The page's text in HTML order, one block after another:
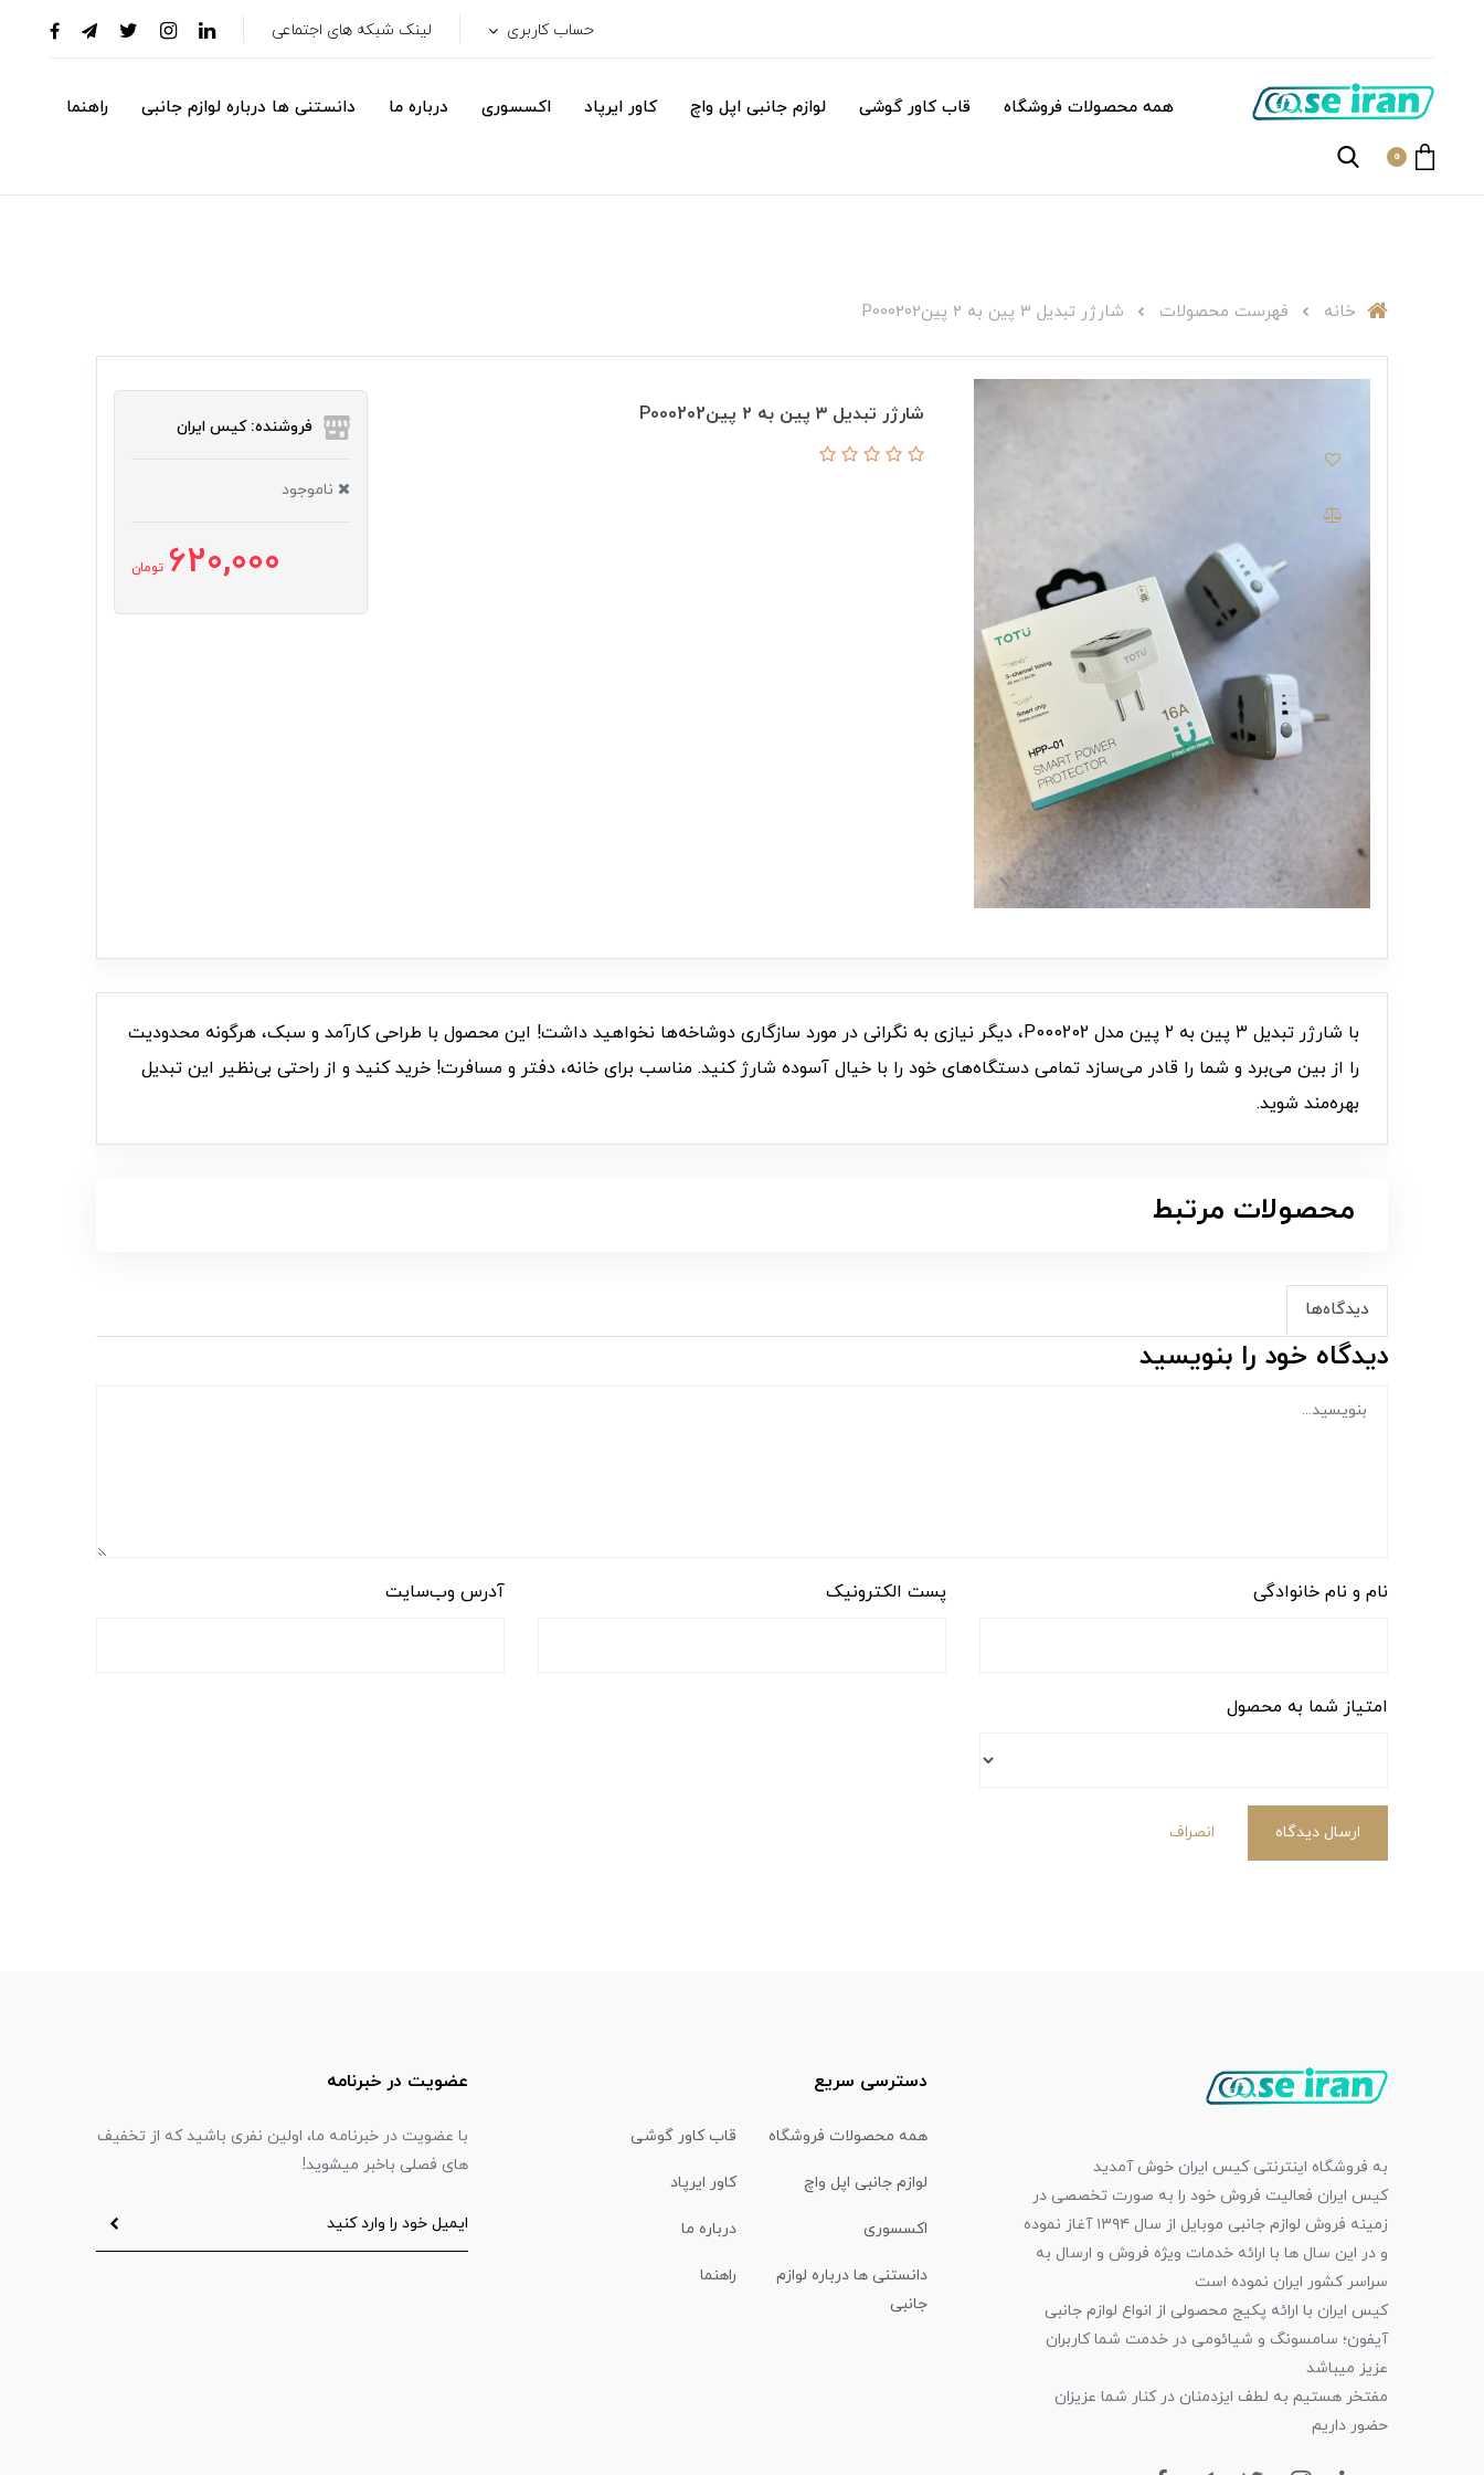
حساب کاربری لینک شبکه های اجتماعی
همه محصولات فروشگاه قاب کاور گوشی لوازم جانبی اپل واچ کاور ایرپاد اکسسوری درباره ما دانستنی ها درباره لوازم جانبی راهنما
0
خانه فهرست محصولات شارژر ‌تبدیل ۳ پین به ۲ پینP000202
شارژر ‌تبدیل ۳ پین به ۲ پینP000202
فروشنده: کیس ایران
ناموجود
620,000 تومان
با شارژر تبدیل ۳ پین به ۲ پین مدل P000202، دیگر نیازی به نگرانی در مورد سازگاری دوشاخه‌ها نخواهید داشت! این محصول با طراحی کارآمد و سبک، هرگونه محدودیت
را از بین می‌برد و شما را قادر می‌سازد تمامی دستگاه‌های خود را با خیال آسوده شارژ کنید. مناسب برای خانه، دفتر و مسافرت! خرید کنید و از راحتی بی‌نظیر این تبدیل
بهره‌مند شوید.
محصولات مرتبط
دیدگاه‌ها
دیدگاه خود را بنویسید
نام و نام خانوادگی پست الکترونیک آدرس وب‌سایت
امتیاز شما به محصول
ارسال دیدگاه انصراف
به فروشگاه اینترنتی کیس ایران خوش آمدید
کیس ایران فعالیت فروش خود را به صورت تخصصی در
زمینه فروش لوازم جانبی موبایل از سال ۱۳۹۴ آغاز نموده
و در این سال ها با ارائه خدمات ویژه فروش و ارسال به
سراسر کشور ایران نموده است
کیس ایران با ارائه پکیج محصولی از انواع لوازم جانبی
آیفون؛ سامسونگ و شیائومی در خدمت شما کاربران
عزیز میباشد
مفتخر هستیم به لطف ایزدمنان در کنار شما عزیزان
حضور داریم
دسترسی سریع
همه محصولات فروشگاه قاب کاور گوشی
لوازم جانبی اپل واچ کاور ایرپاد
اکسسوری درباره ما
دانستنی ها درباره لوازم
جانبی
راهنما
عضویت در خبرنامه
با عضویت در خبرنامه ما، اولین نفری باشید که از تخفیف
های فصلی باخبر میشوید!